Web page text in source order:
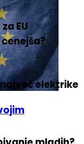
EU
elektrike